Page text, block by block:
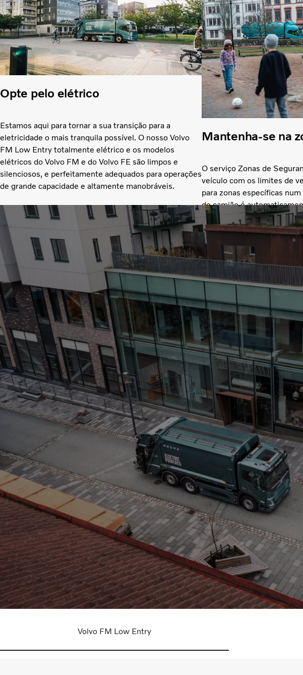
Opte pelo elétrico
Estamos aqui para tornar a sua transição para a
eletricidade o mais tranquila possível. O nosso Volvo
FM Low Entry totalmente elétrico e os modelos
elétricos do Volvo FM e do Volvo FE são limpos e
silenciosos, e perfeitamente adequados para operações
de grande capacidade e altamente manobráveis.
Mantenha-se na
O serviço Zonas de
veículo com os limites de
para zonas específicas
do camião é
se ultrapasse o limite da
Explore os nossos camiões
Volvo FM Low Entry